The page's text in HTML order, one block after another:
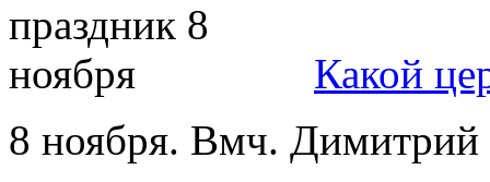
Какой
8 ноября. Вмч. Димитрий